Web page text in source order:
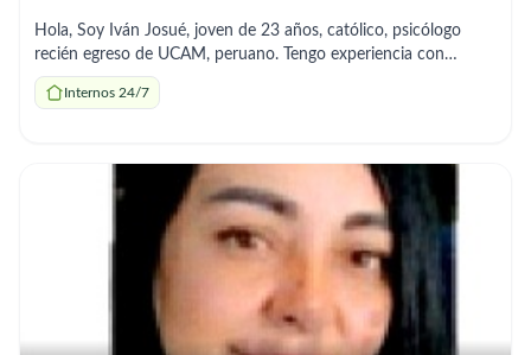
Hola, Soy Iván Josué, joven de 23 años, católico, psicólogo
recién egreso de UCAM, peruano. Tengo experiencia con
adultos mayores porque viví con mis abuelos. También tengo
una hermanita con parálisis cerebral. Estoy interesado en
ayuda. Si bien puedo trabajar como interno, necesitaría
disponer de un turno para ir a la universidad. Si están
interesados, pueden comunicarse conmigo al correo.
Internos 24/7